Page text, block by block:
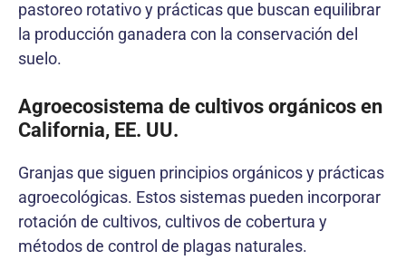
pastoreo rotativo y prácticas que buscan equilibrar
la producción ganadera con la conservación del
suelo.
Agroecosistema de cultivos orgánicos en
California, EE. UU.
Granjas que siguen principios orgánicos y prácticas
agroecológicas. Estos sistemas pueden incorporar
rotación de cultivos, cultivos de cobertura y
métodos de control de plagas naturales.